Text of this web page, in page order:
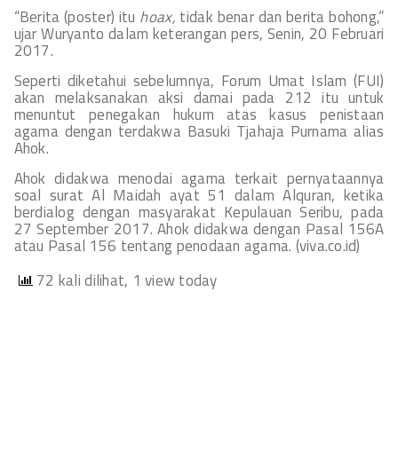
“Berita (poster) itu hoax, tidak benar dan berita bohong,”
ujar Wuryanto dalam keterangan pers, Senin, 20 Februari
2017.
Seperti diketahui sebelumnya, Forum Umat Islam (FUI)
akan melaksanakan aksi damai pada 212 itu untuk
menuntut penegakan hukum atas kasus penistaan
agama dengan terdakwa Basuki Tjahaja Purnama alias
Ahok.
Ahok didakwa menodai agama terkait pernyataannya
soal surat Al Maidah ayat 51 dalam Alquran, ketika
berdialog dengan masyarakat Kepulauan Seribu, pada
27 September 2017. Ahok didakwa dengan Pasal 156A
atau Pasal 156 tentang penodaan agama. (viva.co.id)
72 kali dilihat, 1 view today